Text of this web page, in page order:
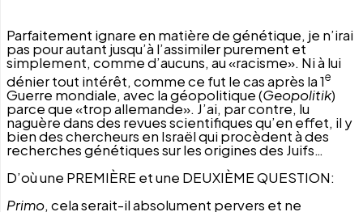
Parfaitement ignare en matière de génétique, je n’irai
pas pour autant jusqu’à l’assimiler purement et
simplement, comme d’aucuns, au «racisme». Ni à lui
dénier tout intérêt, comme ce fut le cas après la 1e
Guerre mondiale, avec la géopolitique (Geopolitik)
parce que «trop allemande». J’ai, par contre, lu
naguère dans des revues scientifiques qu’en effet, il y
bien des chercheurs en Israël qui procèdent à des
recherches génétiques sur les origines des Juifs…
D’où une PREMIÈRE et une DEUXIÈME QUESTION:
Primo, cela serait-il absolument pervers et ne